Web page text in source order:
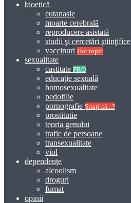
bioetică
eutanasie
moarte cerebrală
reproducere asistată
studii şi cercetări ştiinţifice
vaccinuri Hot topic
sexualitate
castitate PRO
educaţie sexuală
homosexualitate
pedofilie
pornografie Știați că...?
prostitutie
teoria genului
trafic de persoane
transexualitate
viol
dependenţe
alcoolism
droguri
fumat
opinii